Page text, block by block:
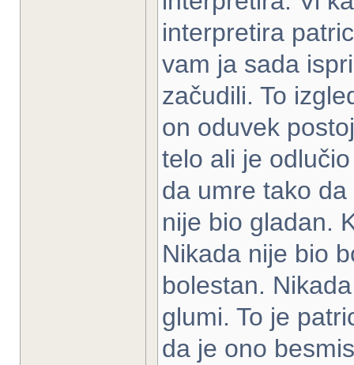
interpretira
vam ja sada
začudili. To
on oduvek
telo ali je
da umre tako
nije bio gladan.
Nikada nije bio
bolestan.
glumi. To je
da je ono